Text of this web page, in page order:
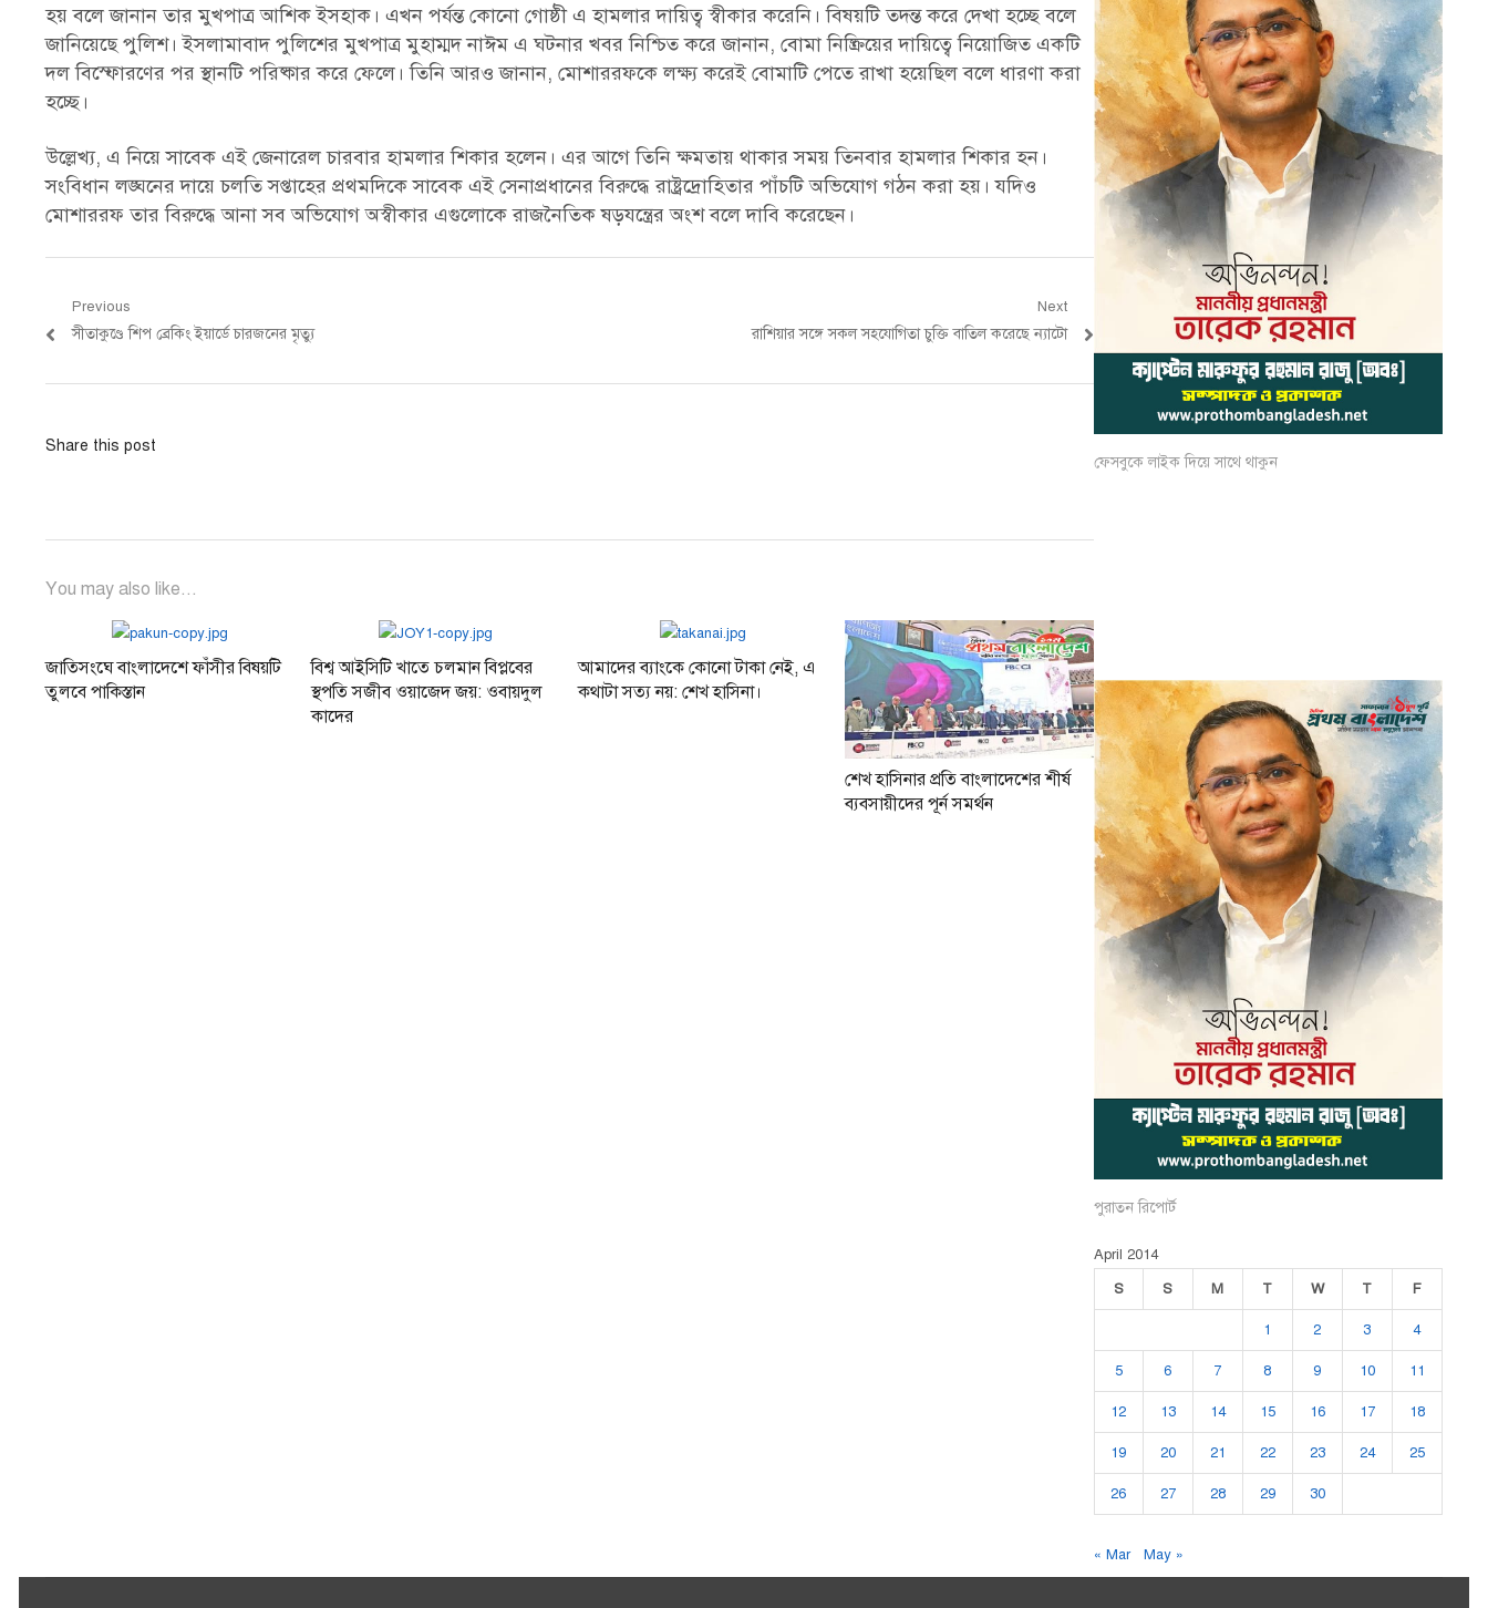
হয় বলে জানান তার মুখপাত্র আশিক ইসহাক। এখন পর্যন্ত কোনো গোষ্ঠী এ হামলার দায়িত্ব স্বীকার করেনি। বিষয়টি তদন্ত করে দেখা হচ্ছে বলে
জানিয়েছে পুলিশ। ইসলামাবাদ পুলিশের মুখপাত্র মুহাম্মদ নাঈম এ ঘটনার খবর নিশ্চিত করে জানান, বোমা নিষ্ক্রিয়ের দায়িত্বে নিয়োজিত একটি
দল বিস্ফোরণের পর স্থানটি পরিষ্কার করে ফেলে। তিনি আরও জানান, মোশাররফকে লক্ষ্য করেই বোমাটি পেতে রাখা হয়েছিল বলে ধারণা করা
হচ্ছে।
উল্লেখ্য, এ নিয়ে সাবেক এই জেনারেল চারবার হামলার শিকার হলেন। এর আগে তিনি ক্ষমতায় থাকার সময় তিনবার হামলার শিকার হন।
সংবিধান লঙ্ঘনের দায়ে চলতি সপ্তাহের প্রথমদিকে সাবেক এই সেনাপ্রধানের বিরুদ্ধে রাষ্ট্রদ্রোহিতার পাঁচটি অভিযোগ গঠন করা হয়। যদিও
মোশাররফ তার বিরুদ্ধে আনা সব অভিযোগ অস্বীকার এগুলোকে রাজনৈতিক ষড়যন্ত্রের অংশ বলে দাবি করেছেন।
Post
navigation
Previous
Previous
সীতাকুণ্ডে শিপ ব্রেকিং ইয়ার্ডে চারজনের মৃত্যু
Next
Next
রাশিয়ার সঙ্গে সকল সহযোগিতা চুক্তি বাতিল করেছে ন্যাটো
Share this post
You may also like...
জাতিসংঘে বাংলাদেশে ফাঁসীর বিষয়টি
তুলবে পাকিস্তান
বিশ্ব আইসিটি খাতে চলমান বিপ্লবের
স্থপতি সজীব ওয়াজেদ জয়: ওবায়দুল
কাদের
আমাদের ব্যাংকে কোনো টাকা নেই, এ
কথাটা সত্য নয়: শেখ হাসিনা।
শেখ হাসিনার প্রতি বাংলাদেশের শীর্ষ
ব্যবসায়ীদের পূর্ন সমর্থন
ফেসবুকে লাইক দিয়ে সাথে থাকুন
পুরাতন রিপোর্ট
April 2014
S
S M T W T F
1 2 3 4
5 6 7 8 9 10 11
12 13 14 15 16 17 18
19 20 21 22 23 24 25
26 27 28 29 30
« Mar May »